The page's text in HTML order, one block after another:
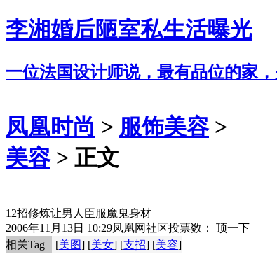
李湘婚后陋室私生活曝光
一位法国设计师说，最有品位的家
凤凰时尚 > 服饰美容>
美容> 正文
12招修炼让男人臣服魔鬼身材
2006年11月13日 10:29凤凰网社区投票数：
顶一下
相关Tag
[美图] [美女] [支招] [美容]